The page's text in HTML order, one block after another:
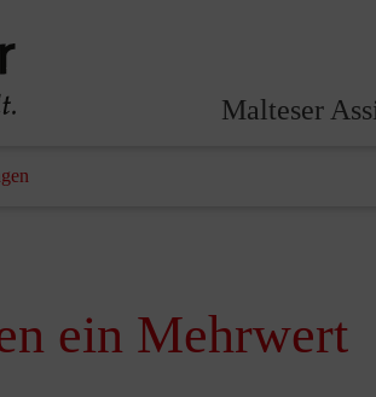
Malteser
ein Mehrwert